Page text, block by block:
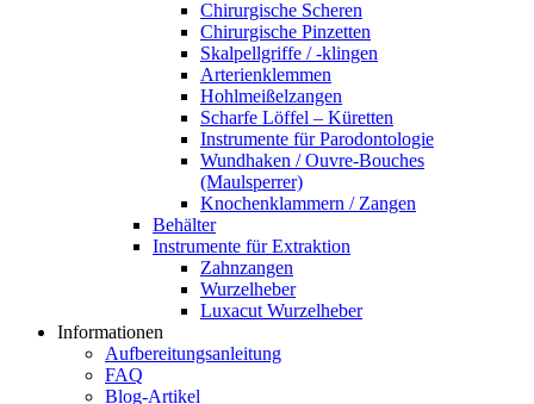
Chirurgische Scheren
Chirurgische Pinzetten
Skalpellgriffe / -klingen
Arterienklemmen
Hohlmeißelzangen
Scharfe Löffel – Küretten
Instrumente für Parodontologie
Wundhaken / Ouvre-Bouches
(Maulsperrer)
Knochenklammern / Zangen
Behälter
Instrumente für Extraktion
Zahnzangen
Wurzelheber
Luxacut Wurzelheber
Informationen
Aufbereitungsanleitung
FAQ
Blog-Artikel